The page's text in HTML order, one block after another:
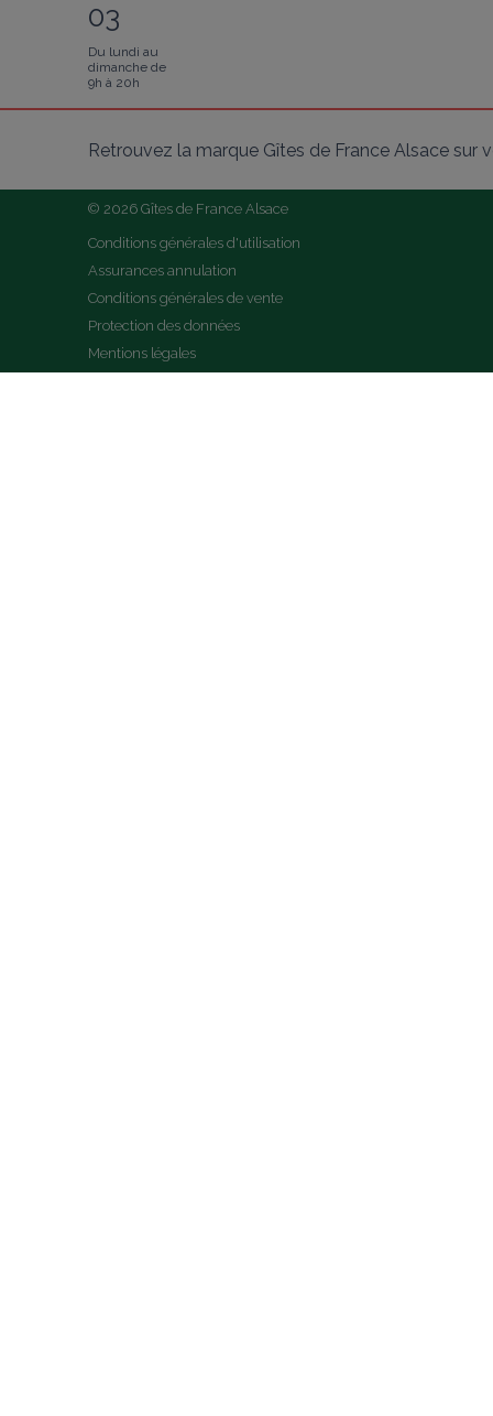
03
Du lundi au
dimanche de
9h à 20h
Retrouvez la marque Gîtes de France Alsace sur
© 2026 Gîtes de France Alsace
Conditions générales d'utilisation
Assurances annulation
Conditions générales de vente
Protection des données
Mentions légales